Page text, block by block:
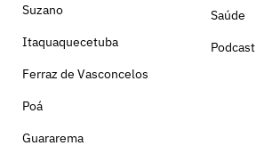
Suzano
Itaquaquecetuba
Ferraz de Vasconcelos
Poá
Guararema
Saúde
Podcast